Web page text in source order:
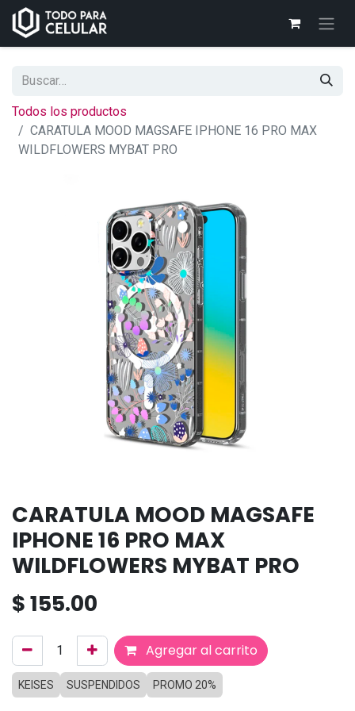
Todos los productos
CARATULA MOOD MAGSAFE IPHONE 16 PRO MAX
WILDFLOWERS MYBAT PRO
CARATULA MOOD MAGSAFE
IPHONE 16 PRO MAX
WILDFLOWERS MYBAT PRO
$155.00
Agregar al carrito
KEISES SUSPENDIDOS PROMO 20%